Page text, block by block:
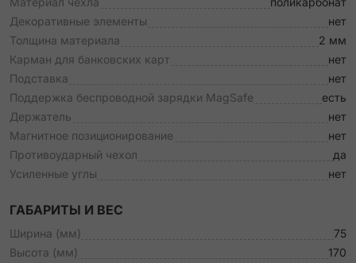
Декоративные элементы
нет
Толщина материала
2 мм
Карман для банковских карт
нет
Подставка
нет
Поддержка беспроводной зарядки MagSafe
есть
Держатель
нет
Магнитное позиционирование
нет
Противоударный чехол
да
Усиленные углы
нет
ГАБАРИТЫ И ВЕС
Ширина (мм)
75
Высота (мм)
170